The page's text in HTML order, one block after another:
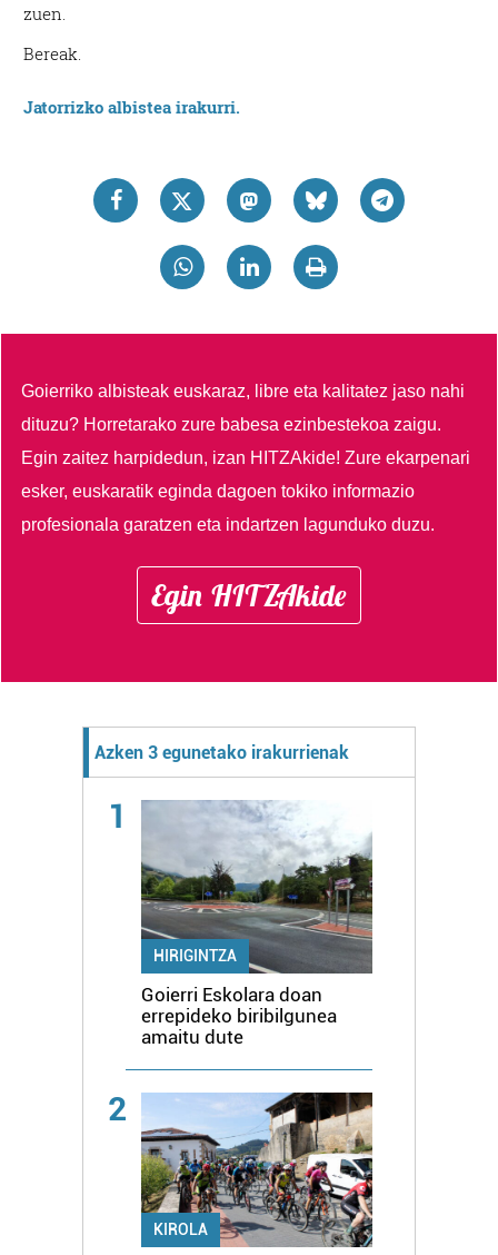
zuen.
Bereak.
Jatorrizko albistea irakurri.
Goierriko albisteak euskaraz, libre eta kalitatez jaso nahi
dituzu? Horretarako zure babesa ezinbestekoa zaigu.
Egin zaitez harpidedun, izan HITZAkide!Zure ekarpenari
esker, euskaratik eginda dagoen tokiko informazio
profesionala garatzen eta indartzen lagunduko duzu.
Egin HITZAkide
Azken 3 egunetako irakurrienak
1
HIRIGINTZA
Goierri Eskolara doan
errepideko biribilgunea
amaitu dute
2
KIROLA